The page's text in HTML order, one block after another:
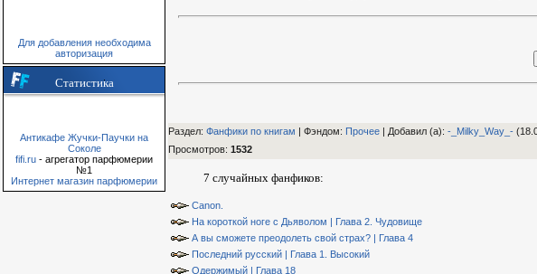
Для добавления необходима
авторизация
Статистика
Антикафе Жучки-Паучки на
Соколе
fifi.ru - агрегатор парфюмерии
№1
Интернет магазин парфюмерии
Раздел: Фанфики по книгам | Фэндом: Прочее | Добавил (а): -_Milky_Way_-
Просмотров: 1532
7 случайных фанфиков:
Canon.
На короткой ноге с Дьяволом | Глава 2. Чудовище
А вы сможете преодолеть свой страх? | Глава 4
Последний русский | Глава 1. Высокий
Одержимый | Глава 18